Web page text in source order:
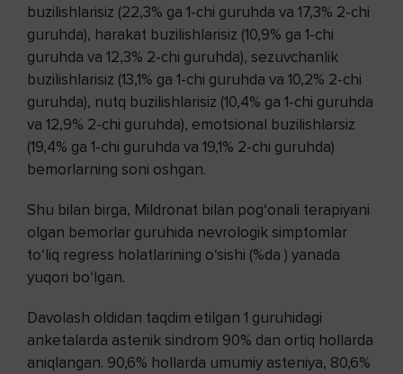
buzilishlarisiz (22,3% ga 1-chi guruhda va 17,3% 2-chi
guruhda), harakat buzilishlarisiz (10,9% ga 1-chi
guruhda va 12,3% 2-chi guruhda), sezuvchanlik
buzilishlarisiz (13,1% ga 1-chi guruhda va 10,2% 2-chi
guruhda), nutq buzilishlarisiz (10,4% ga 1-chi guruhda
va 12,9% 2-chi guruhda), emotsional buzilishlarsiz
(19,4% ga 1-chi guruhda va 19,1% 2-chi guruhda)
bemorlarning soni oshgan.
Shu bilan birga, Mildronat bilan pog‘onali terapiyani
olgan bemorlar guruhida nevrologik simptomlar
to‘liq regress holatlarining o‘sishi (%da ) yanada
yuqori bo‘lgan.
Davolash oldidan taqdim etilgan 1 guruhidagi
anketalarda astenik sindrom 90% dan ortiq hollarda
aniqlangan. 90,6% hollarda umumiy asteniya, 80,6%